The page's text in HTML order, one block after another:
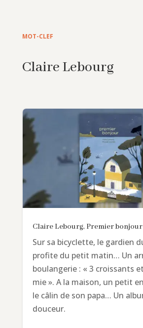
MOT-CLEF
Claire Lebourg
Claire Lebourg, Premier bonjour
Sur sa bicyclette, le gardien
profite du petit matin… Un
boulangerie : « 3 croissants
mie ». A la maison, un petit
le câlin de son papa… Un
douceur.